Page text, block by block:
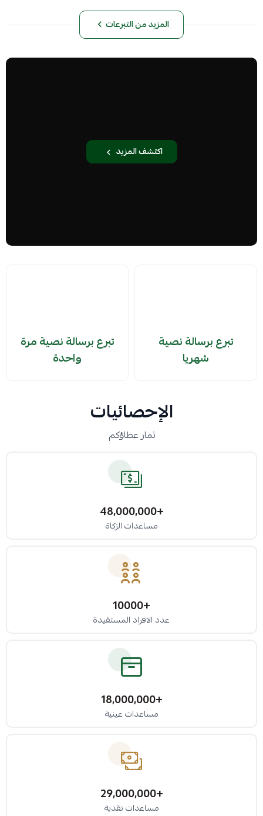
المزيد من التبرعات
اكتشف المزيد
تبرع برسالة نصية
شهريا
تبرع برسالة نصية مرة
واحدة
الإحصائيات
ثمار عطاؤكم
+48,000,000
مساعدات الزكاة
+10000
عدد الافراد المستفيدة
+18,000,000
مساعدات عينية
+29,000,000
مساعدات نقدية